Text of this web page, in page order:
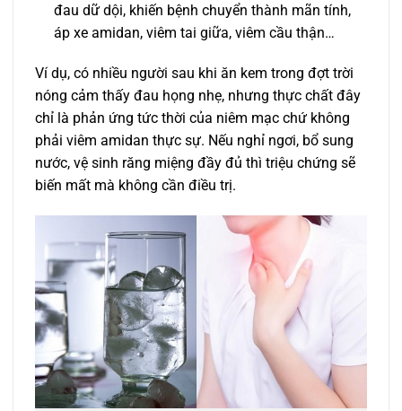
đau dữ dội, khiến bệnh chuyển thành mãn tính,
áp xe amidan, viêm tai giữa, viêm cầu thận…
Ví dụ, có nhiều người sau khi ăn kem trong đợt trời
nóng cảm thấy đau họng nhẹ, nhưng thực chất đây
chỉ là phản ứng tức thời của niêm mạc chứ không
phải viêm amidan thực sự. Nếu nghỉ ngơi, bổ sung
nước, vệ sinh răng miệng đầy đủ thì triệu chứng sẽ
biến mất mà không cần điều trị.